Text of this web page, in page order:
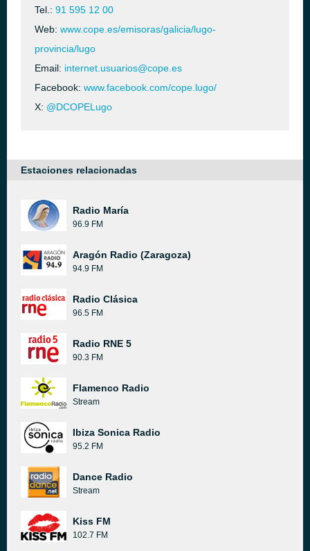
Tel.: 91 595 12 00
Web: www.cope.es/emisoras/galicia/lugo-
provincia/lugo
Email: internet.usuarios@cope.es
Facebook: www.facebook.com/cope.lugo/
X: @DCOPELugo
Estaciones relacionadas
Radio María
96.9 FM
Aragón Radio (Zaragoza)
94.9 FM
Radio Clásica
96.5 FM
Radio RNE 5
90.3 FM
Flamenco Radio
Stream
Ibiza Sonica Radio
95.2 FM
Dance Radio
Stream
Kiss FM
102.7 FM